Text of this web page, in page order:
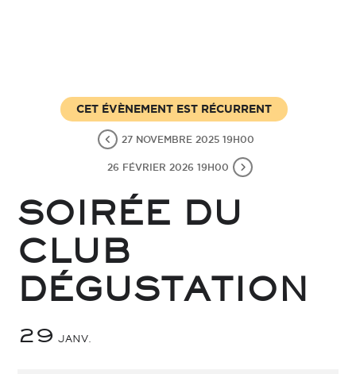
CET ÉVÈNEMENT EST RÉCURRENT
27 NOVEMBRE 2025 19H00
26 FÉVRIER 2026 19H00
SOIRÉE DU
CLUB
DÉGUSTATION
29 JANV.